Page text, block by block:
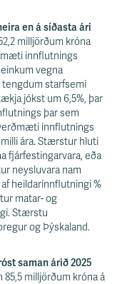
en á síðasta ári
milljörðum króna
innflutnings
vegna
starfsemi
jókst um 6,5%, þar
þar sem
innflutnings
milli ára. Stærstur hluti
fjárfestingarvara, eða
neysluvara nam
heildarinnflutningi %
matar- og
Stærstu
og Þýskaland.
saman árið 2025
milljörðum króna á